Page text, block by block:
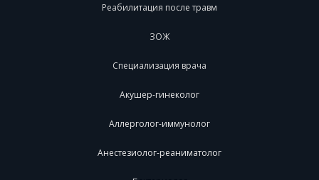
Реабилитация после травм
ЗОЖ
Специализация врача
Акушер-гинеколог
Аллерголог-иммунолог
Анестезиолог-реаниматолог